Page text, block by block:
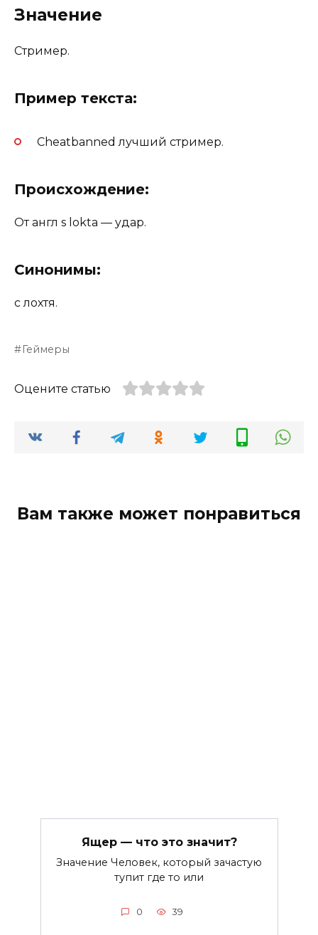
Значение
Стример.
Пример текста:
Cheatbanned лучший стример.
Происхождение:
От англ s lokta — удар.
Синонимы:
с лохтя.
Геймеры
Оцените статью
Вам также может понравиться
Ящер — что это значит?
Значение Человек, который зачастую
тупит где то или
0 39